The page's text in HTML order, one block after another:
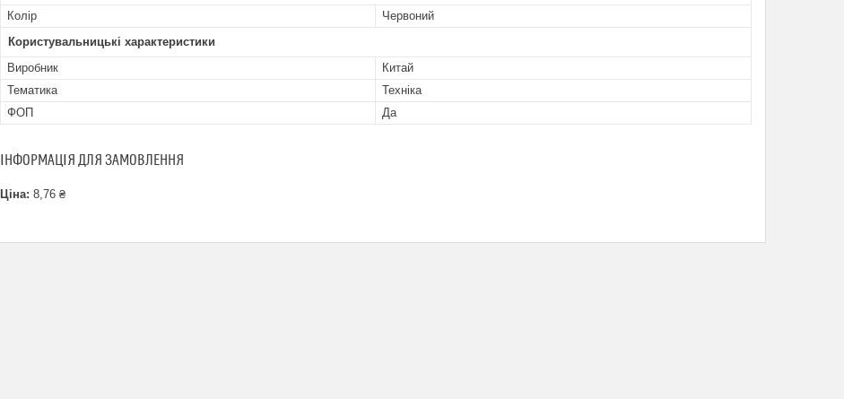
Колір
Червоний
Користувальницькі характеристики
Виробник
Китай
Тематика
Техніка
ФОП
Да
ІНФОРМАЦІЯ ДЛЯ ЗАМОВЛЕННЯ
Ціна: 8,76 ₴